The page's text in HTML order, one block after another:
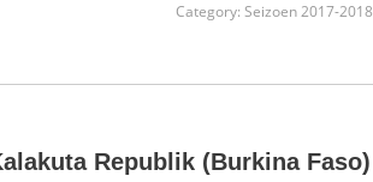
Category: Seizoen 2017-2018
Republik (Burkina Faso)